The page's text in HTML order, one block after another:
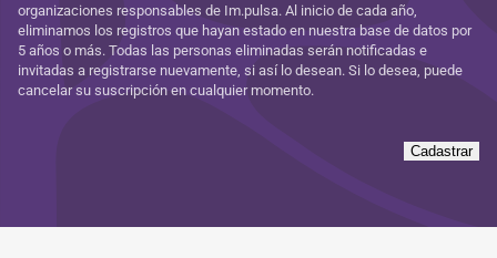
organizaciones responsables de Im.pulsa. Al inicio de cada año,
eliminamos los registros que hayan estado en nuestra base de datos por
5 años o más. Todas las personas eliminadas serán notificadas e
invitadas a registrarse nuevamente, si así lo desean. Si lo desea, puede
cancelar su suscripción en cualquier momento.
Cadastrar